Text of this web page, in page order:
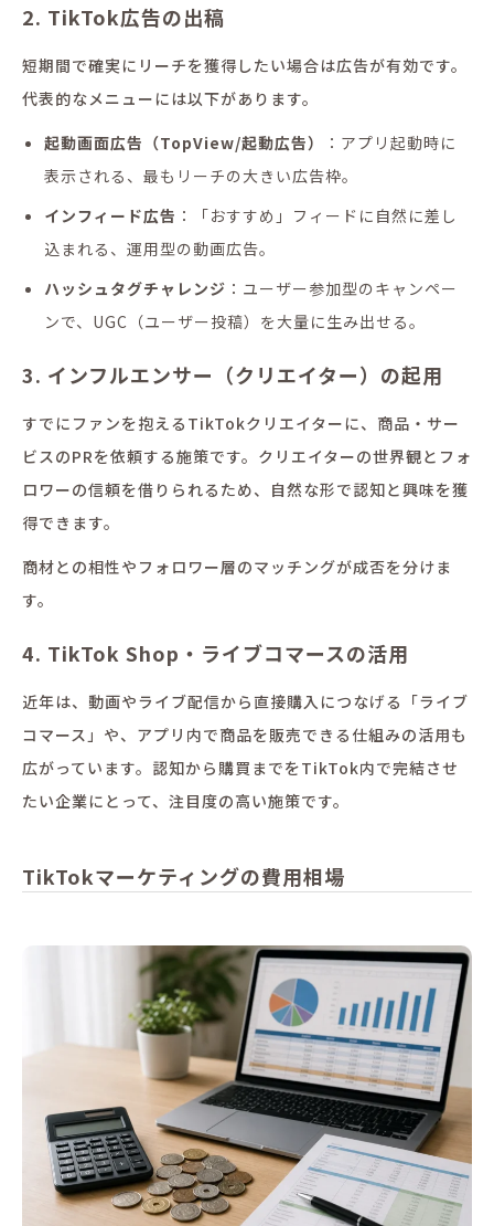
2. TikTok広告の出稿
短期間で確実にリーチを獲得したい場合は広告が有効です。
代表的なメニューには以下があります。
起動画面広告（TopView/起動広告）
：アプリ起動時に
表示される、最もリーチの大きい広告枠。
インフィード広告 ：「おすすめ」フィードに自然に差し
込まれる、運用型の動画広告。
ハッシュタグチャレンジ ：ユーザー参加型のキャンペー
ンで、UGC（ユーザー投稿）を大量に生み出せる。
3. インフルエンサー（クリエイター）の起用
すでにファンを抱えるTikTokクリエイターに、商品・サー
ビスのPRを依頼する施策です。クリエイターの世界観とフォ
ロワーの信頼を借りられるため、自然な形で認知と興味を獲
得できます。
商材との相性やフォロワー層のマッチングが成否を分けま
す。
4. TikTok Shop・ライブコマースの活用
近年は、動画やライブ配信から直接購入につなげる「ライブ
コマース」や、アプリ内で商品を販売できる仕組みの活用も
広がっています。認知から購買までをTikTok内で完結させ
たい企業にとって、注目度の高い施策です。
TikTokマーケティングの費用相場